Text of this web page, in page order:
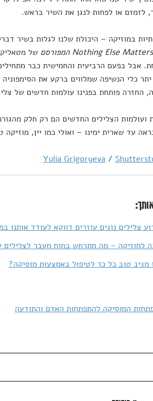
לזמזם או לפחות לנגן את השיר בראש.
במוזיקה – היכולת שלנו לגלות בשיר
Nothing Else Matters המפורסם של
אבל בפעם הרביעית והחמישית כבר
כלי הנשיפה שמלווים ברקע את הסימפוניה
פותחת בפנינו עולמות חדשים של
הצלילים החדשים הם רק חלק
עד שארית ימינו – ואולי כמו יין,
Yulia Grigoryeva /
צלילים נוגים עוזרים דווקא לעודד אותנו
למוזיקה – מה מתרחש במוח מעבר
מגיב טוב כל כך לטיפול באמצעות מוסיקה?
המוסיקה להתפתחות האדם והתודעה